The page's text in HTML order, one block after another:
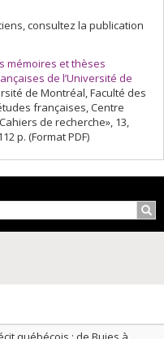
consultez la publication
mémoires et thèses
de l’Université de
de Montréal, Faculté des
françaises, Centre
de recherche», 13,
p. (Format PDF)
décroissant